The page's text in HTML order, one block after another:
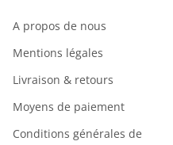
A propos de nous
Mentions légales
Livraison & retours
Moyens de paiement
Conditions générales de